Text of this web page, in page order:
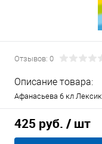
Отзывов: 0
Описание товара:
Афанасьева 6 кл
425 руб. / шт